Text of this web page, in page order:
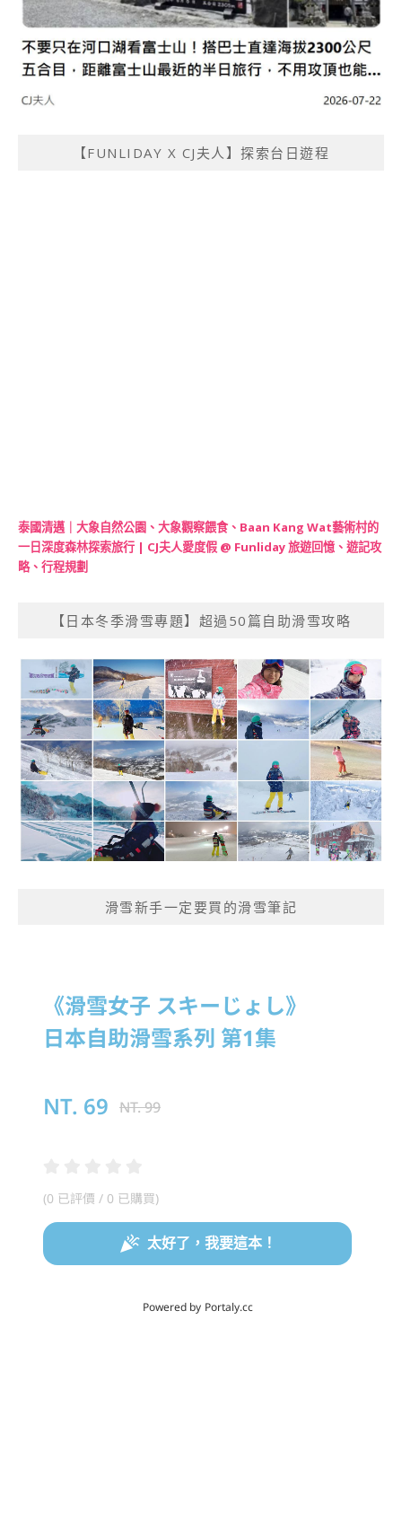
【FUNLIDAY X CJ夫人】探索台日遊程
泰國清邁｜大象自然公園、大象觀察餵食、Baan Kang Wat藝術村的
一日深度森林探索旅行 | CJ夫人愛度假 @ Funliday 旅遊回憶、遊記攻
略、行程規劃
【日本冬季滑雪專題】超過50篇自助滑雪攻略
滑雪新手一定要買的滑雪筆記